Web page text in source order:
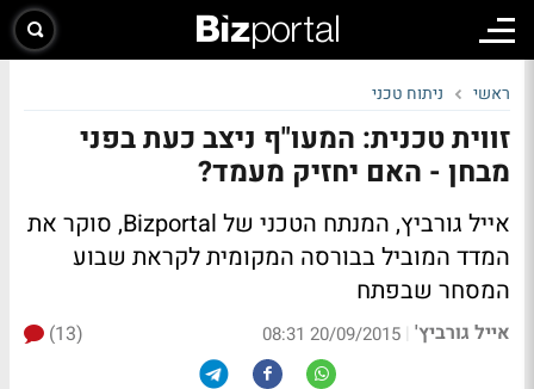
ראשי ניתוח טכני
זווית טכנית: המעו"ף ניצב כעת בפני
מבחן - האם יחזיק מעמד?
אייל גורביץ, המנתח הטכני של Bizportal, סוקר את
המדד המוביל בבורסה המקומית לקראת שבוע
המסחר שבפתח
אייל גורביץ' |
20/09/2015 08:31
(13)